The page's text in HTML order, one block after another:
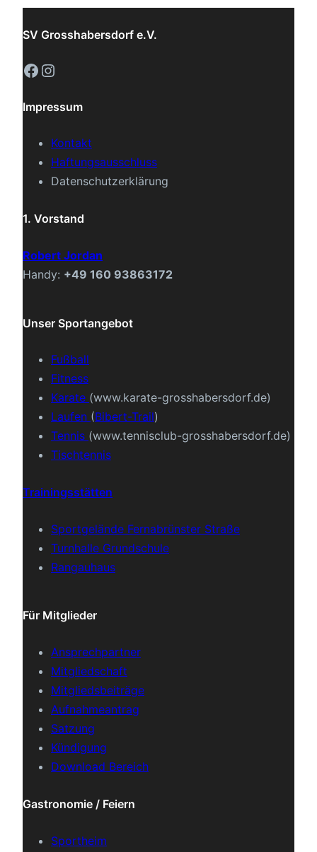
SV Grosshabersdorf e.V.
Facebook Instagram
Impressum
Kontakt
Haftungsausschluss
Datenschutzerklärung
1. Vorstand
Robert Jordan
Handy: +49 160 93863172
Unser Sportangebot
Fußball
Fitness
Karate (www.karate-grosshabersdorf.de)
Laufen (Bibert-Trail)
Tennis (www.tennisclub-grosshabersdorf.de)
Tischtennis
Trainingsstätten
Sportgelände Fernabrünster Straße
Turnhalle Grundschule
Rangauhaus
Für Mitglieder
Ansprechpartner
Mitgliedschaft
Mitgliedsbeiträge
Aufnahmeantrag
Satzung
Kündigung
Download Bereich
Gastronomie / Feiern
Sportheim